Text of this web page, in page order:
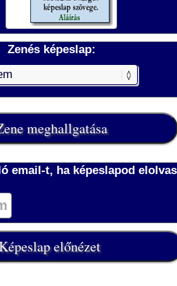
Zenés képeslap:
email-t, ha képeslapod